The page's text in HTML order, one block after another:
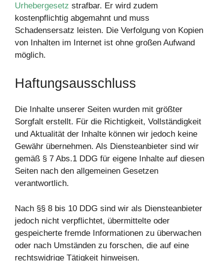
Urhebergesetz strafbar. Er wird zudem
kostenpflichtig abgemahnt und muss
Schadensersatz leisten. Die Verfolgung von Kopien
von Inhalten im Internet ist ohne großen Aufwand
möglich.
Haftungsausschluss
Die Inhalte unserer Seiten wurden mit größter
Sorgfalt erstellt. Für die Richtigkeit, Vollständigkeit
und Aktualität der Inhalte können wir jedoch keine
Gewähr übernehmen. Als Diensteanbieter sind wir
gemäß § 7 Abs.1 DDG für eigene Inhalte auf diesen
Seiten nach den allgemeinen Gesetzen
verantwortlich.
Nach §§ 8 bis 10 DDG sind wir als Diensteanbieter
jedoch nicht verpflichtet, übermittelte oder
gespeicherte fremde Informationen zu überwachen
oder nach Umständen zu forschen, die auf eine
rechtswidrige Tätigkeit hinweisen.